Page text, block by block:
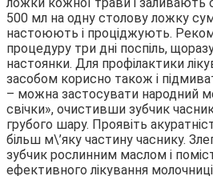
500 мл на одну столову ложку
настоюють і проціджують.
процедуру три дні поспіль,
настоянки. Для профілактики
засобом корисно також і
– можна застосувати народний
свічки», очистивши зубчик
грубого шару. Проявіть
більш м\’яку частину часнику.
зубчик рослинним маслом і
ефективного лікування